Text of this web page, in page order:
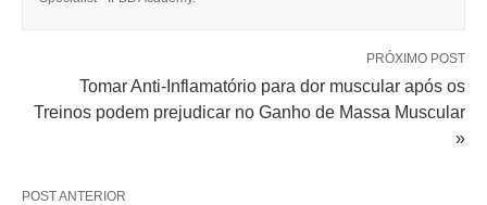
PRÓXIMO POST
Tomar Anti-Inflamatório para dor muscular após os
Treinos podem prejudicar no Ganho de Massa Muscular
»
POST ANTERIOR